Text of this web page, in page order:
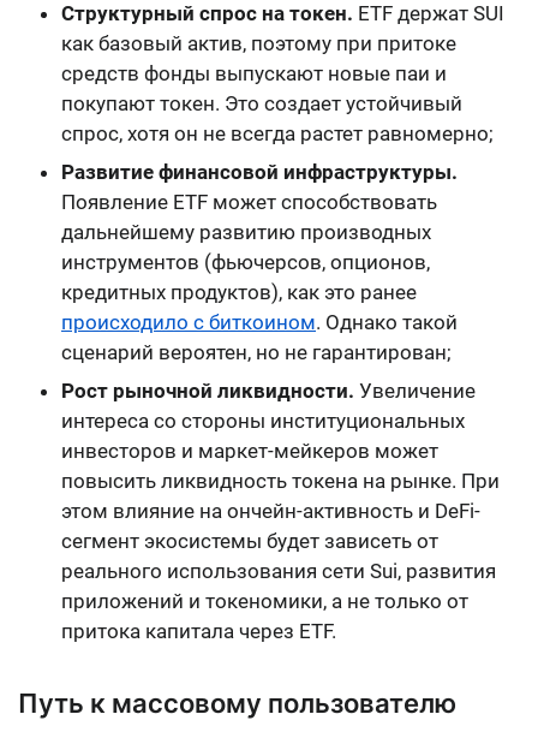
Структурный спрос на токен. ETF держат SUI
как базовый актив, поэтому при притоке
средств фонды выпускают новые паи и
покупают токен. Это создает устойчивый
спрос, хотя он не всегда растет равномерно;
Развитие финансовой инфраструктуры.
Появление ETF может способствовать
дальнейшему развитию производных
инструментов (фьючерсов, опционов,
кредитных продуктов), как это ранее
происходило с биткоином. Однако такой
сценарий вероятен, но не гарантирован;
Рост рыночной ликвидности. Увеличение
интереса со стороны институциональных
инвесторов и маркет-мейкеров может
повысить ликвидность токена на рынке. При
этом влияние на ончейн-активность и DeFi-
сегмент экосистемы будет зависеть от
реального использования сети Sui, развития
приложений и токеномики, а не только от
притока капитала через ETF.
Путь к массовому пользователю